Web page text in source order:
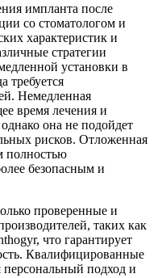
импланта после
со стоматологом и
характеристик и
стратегии
установки в
требуется
Немедленная
время лечения и
она не подойдет
рисков. Отложенная
полностью
безопасным и
проверенные и
таких как
что гарантирует
Квалифицированные
подход и